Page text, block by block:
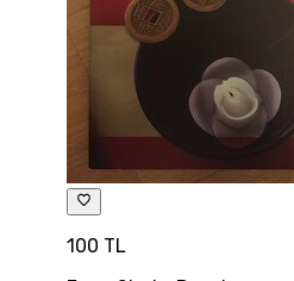
100 TL